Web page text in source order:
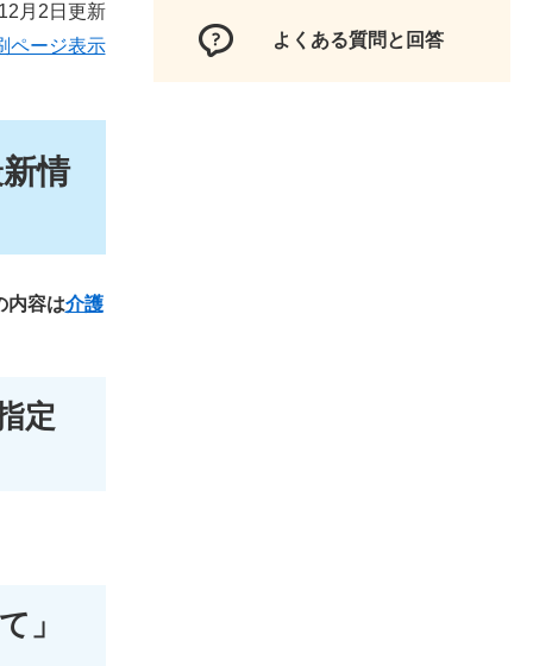
月2日更新
ページ表示
情
内容は介護
定
」
よくある質問と回答